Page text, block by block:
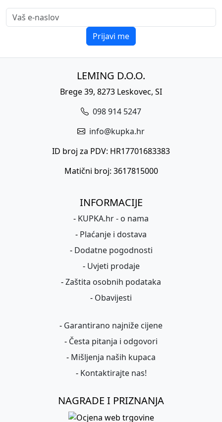
Prijavi me
LEMING D.O.O.
Brege 39, 8273 Leskovec, SI
098 914 5247
info@kupka.hr
ID broj za PDV: HR17701683383
Matični broj: 3617815000
INFORMACIJE
- KUPKA.hr - o nama
- Plaćanje i dostava
- Dodatne pogodnosti
- Uvjeti prodaje
-Zaštita osobnih podataka
- Obavijesti
- Garantirano najniže cijene
- Česta pitanja i odgovori
- Mišljenja naših kupaca
- Kontaktirajte nas!
NAGRADE I PRIZNANJA